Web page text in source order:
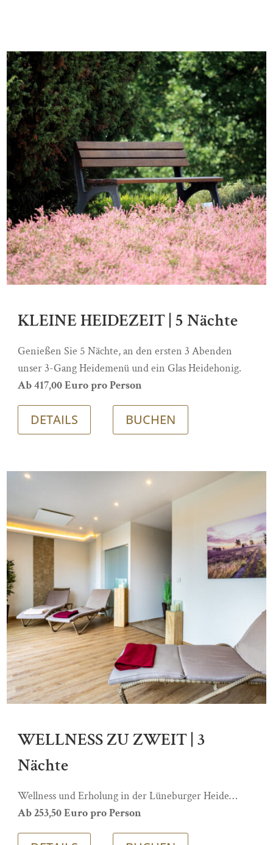
KLEINE HEIDEZEIT | 5 Nächte
Genießen Sie 5 Nächte, an den ersten 3 Abenden
unser 3-Gang Heidemenü und ein Glas Heidehonig.
Ab 417,00 Euro pro Person
DETAILS BUCHEN
WELLNESS ZU ZWEIT | 3
Nächte
Wellness und Erholung in der Lüneburger Heide…
Ab 253,50 Euro pro Person